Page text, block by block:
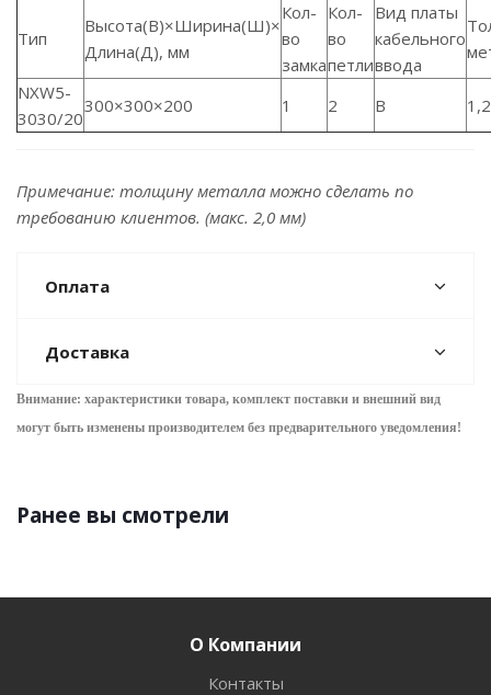
Тип
Высота(В)×Ширина(Ш)×
Длина(Д), мм
Кол-
во
замка
Кол-
во
петли
Вид платы
кабельного
ввода
NXW5-
3030/20
300×300×200 1 2 B 1,2
Примечание: толщину металла можно сделать по
требованию клиентов. (макс. 2,0 мм)
Оплата
Доставка
Внимание: характеристики товара, комплект поставки и внешний вид
могут быть изменены производителем без предварительного уведомления!
Ранее вы смотрели
О Компании
Контакты